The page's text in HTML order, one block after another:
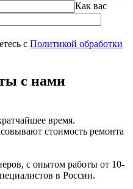
Как вас
с Политикой обработки
с нами
время.
стоимость ремонта
с опытом работы от 10-
в России.